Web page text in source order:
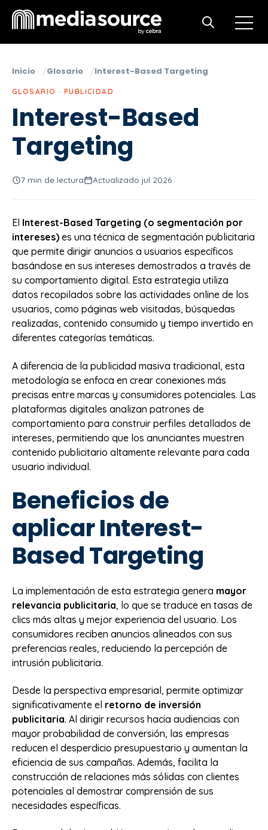
Open
Open search
Inicio Glosario Interest-Based Targeting
GLOSARIO · PUBLICIDAD
Interest-Based
Targeting
7 min de lectura Actualizado jul 2026
El Interest-Based Targeting (o segmentación por
intereses) es una técnica de segmentación publicitaria
que permite dirigir anuncios a usuarios específicos
basándose en sus intereses demostrados a través de
su comportamiento digital. Esta estrategia utiliza
datos recopilados sobre las actividades online de los
usuarios, como páginas web visitadas, búsquedas
realizadas, contenido consumido y tiempo invertido en
diferentes categorías temáticas.
A diferencia de la publicidad masiva tradicional, esta
metodología se enfoca en crear conexiones más
precisas entre marcas y consumidores potenciales. Las
plataformas digitales analizan patrones de
comportamiento para construir perfiles detallados de
intereses, permitiendo que los anunciantes muestren
contenido publicitario altamente relevante para cada
usuario individual.
Beneficios de
aplicar Interest-
Based Targeting
La implementación de esta estrategia genera mayor
relevancia publicitaria, lo que se traduce en tasas de
clics más altas y mejor experiencia del usuario. Los
consumidores reciben anuncios alineados con sus
preferencias reales, reduciendo la percepción de
intrusión publicitaria.
Desde la perspectiva empresarial, permite optimizar
significativamente el retorno de inversión
publicitaria. Al dirigir recursos hacia audiencias con
mayor probabilidad de conversión, las empresas
reducen el desperdicio presupuestario y aumentan la
eficiencia de sus campañas. Además, facilita la
construcción de relaciones más sólidas con clientes
potenciales al demostrar comprensión de sus
necesidades específicas.